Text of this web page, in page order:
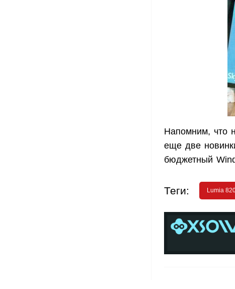
Напомним, что
еще две
бюджетный
Теги: Lumia